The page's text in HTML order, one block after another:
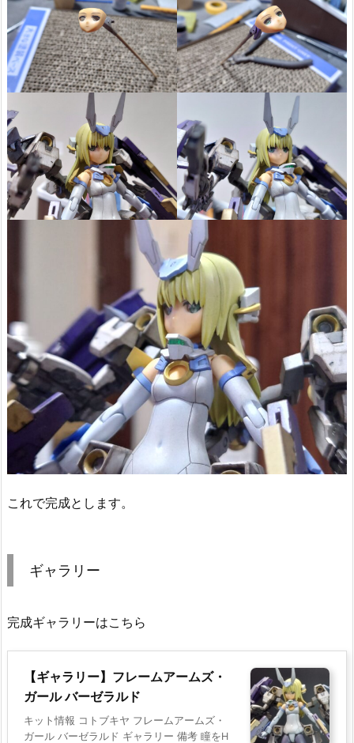
これで完成とします。
ギャラリー
完成ギャラリーはこちら
【ギャラリー】フレームアームズ・
ガール バーゼラルド
キット情報 コトブキヤ フレームアームズ・
ガール バーゼラルド ギャラリー 備考 瞳をH